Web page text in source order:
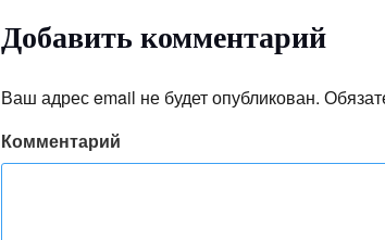
Добавить комментарий
Ваш адрес email не будет опубликован.
Комментарий